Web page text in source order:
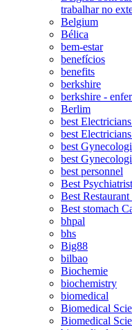
trabalhar no
Belgium
Bélica
bem-estar
benefícios
benefits
berkshire
berkshire -
Berlim
best
best
best
best
best personnel
Best
Best
Best stomach
bhpal
bhs
Big88
bilbao
Biochemie
biochemistry
biomedical
Biomedical
Biomedical